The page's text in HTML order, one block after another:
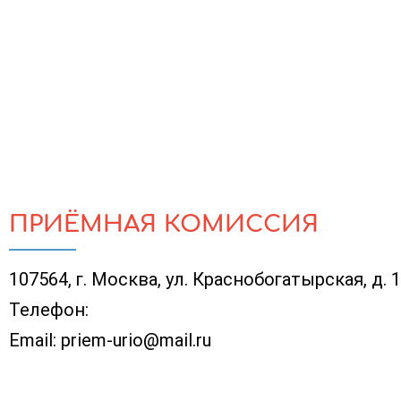
ПРИЁМНАЯ КОМИССИЯ
107564, г. Москва, ул. Краснобогатырская, д.
Телефон:
Email: priem-urio@mail.ru